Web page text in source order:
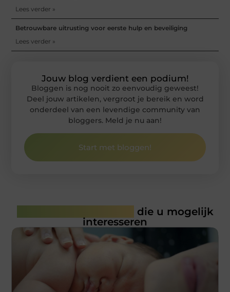
Lees verder »
Betrouwbare uitrusting voor eerste hulp en beveiliging
Lees verder »
Jouw blog verdient een podium!
Bloggen is nog nooit zo eenvoudig geweest!
Deel jouw artikelen, vergroot je bereik en word
onderdeel van een levendige community van
bloggers. Meld je nu aan!
Start met bloggen!
die u mogelijk
interesseren